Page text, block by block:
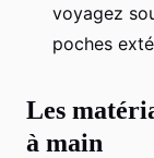
voyagez
poches
Les
à main